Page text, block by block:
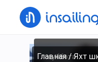
Главная/Яхт
суббота